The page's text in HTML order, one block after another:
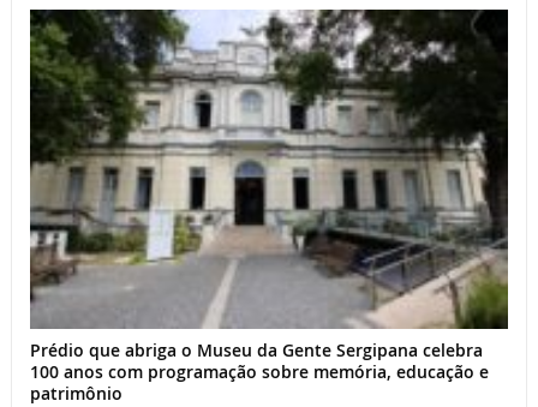
Prédio que abriga o Museu da Gente Sergipana celebra
100 anos com programação sobre memória, educação e
patrimônio